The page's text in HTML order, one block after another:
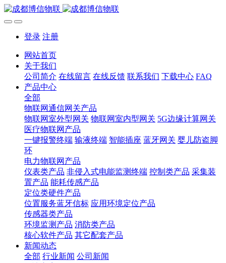
登录 注册
网站首页
关于我们
公司简介 在线留言 在线反馈 联系我们 下载中心 FAQ
产品中心
全部
物联网通信网关产品
物联网室外型网关 物联网室内型网关 5G边缘计算网关
医疗物联网产品
一键报警终端 输液终端 智能插座 蓝牙网关 婴儿防盗脚
环
电力物联网产品
仪表类产品 非侵入式电能监测终端 控制类产品 采集装
置产品 能耗传感产品
定位类硬件产品
位置服务蓝牙信标 应用环境定位产品
传感器类产品
环境监测产品 消防类产品
核心软件产品 其它配套产品
新闻动态
全部 行业新闻 公司新闻